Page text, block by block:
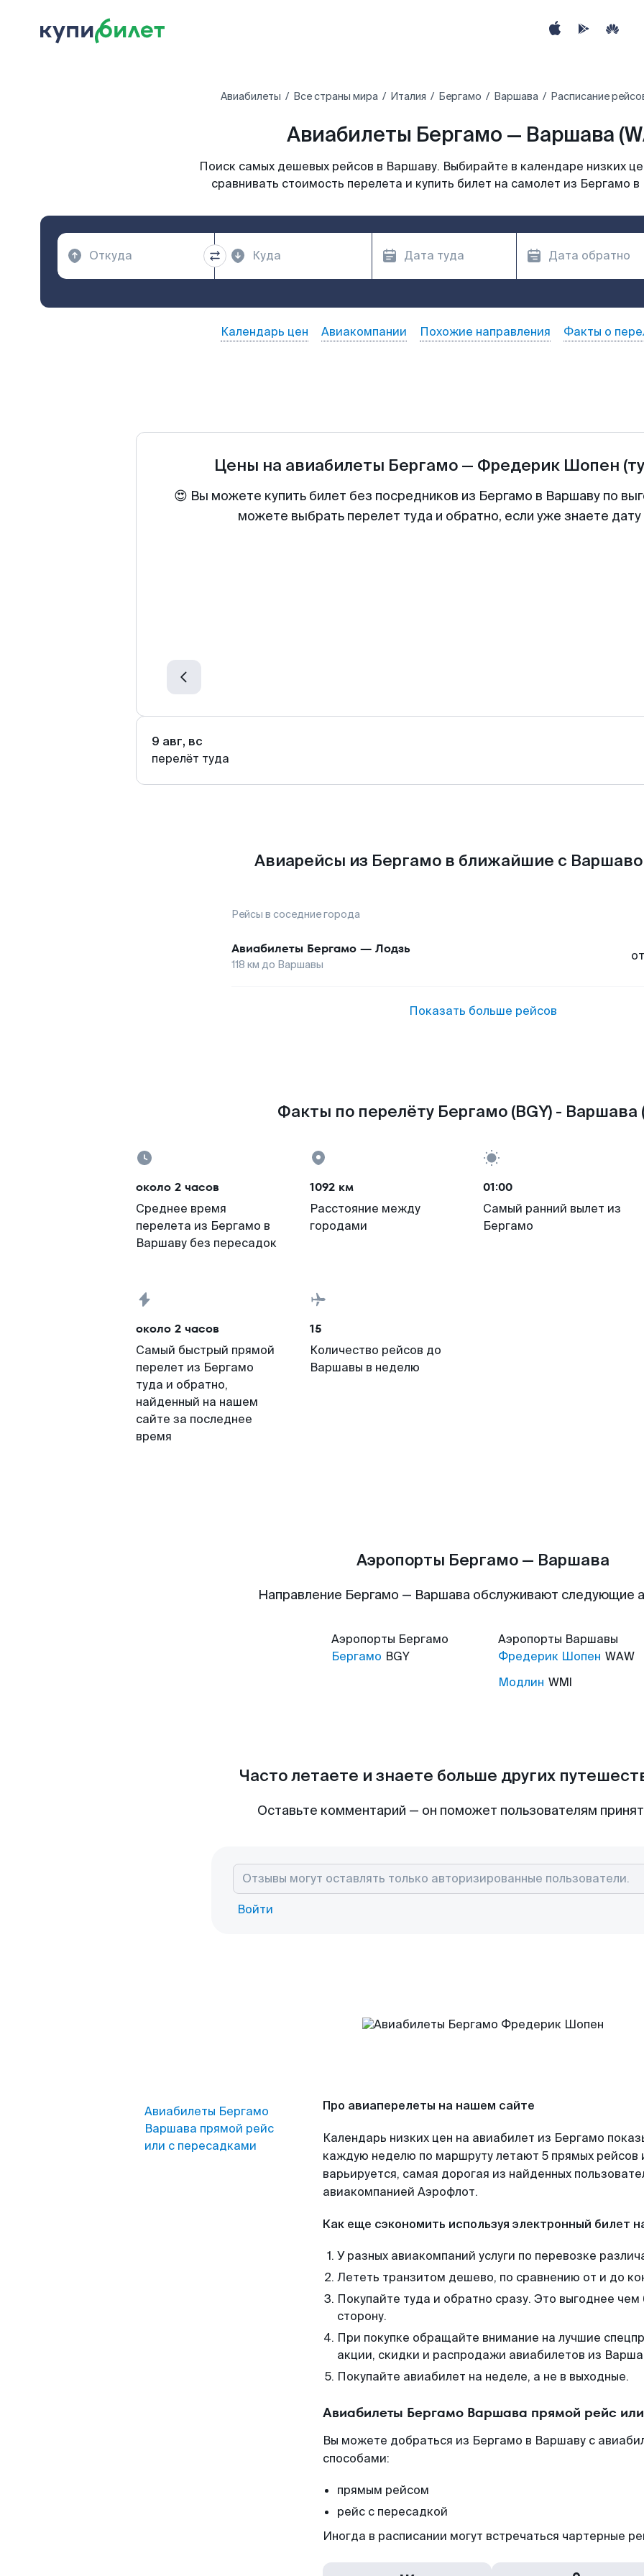
Авиабилеты Все страны мира Италия Бергамо Варшава Расписание
Авиабилеты Бергамо — Варшава
Поиск самых дешевых рейсов в Варшаву. Выбирайте в календаре низких
сравнивать стоимость перелета и купить билет на самолет из Бергамо
Календарь цен Авиакомпании Похожие направления Факты о
Цены на авиабилеты Бергамо — Фредерик Шопен
😍 Вы можете купить билет без посредников из Бергамо в Варшаву по
можете выбрать перелет туда и обратно, если уже знаете
9 авг, вс
перелёт туда
Авиарейсы из Бергамо в ближайшие с
Рейсы в соседние города
Авиабилеты Бергамо — Лодзь
118 км до Варшавы
от
Показать больше рейсов
Факты по перелёту Бергамо (BGY) - Варшава
около 2 часов
Среднее время
перелета из Бергамо в
Варшаву без пересадок
1092 км
Расстояние между
городами
01:00
Самый ранний вылет из
Бергамо
около 2 часов
Самый быстрый прямой
перелет из Бергамо
туда и обратно,
найденный на нашем
сайте за последнее
время
15
Количество рейсов до
Варшавы в неделю
Аэропорты Бергамо — Варшава
Направление Бергамо — Варшава обслуживают следующие
Аэропорты Бергамо
Бергамо BGY
Аэропорты Варшавы
Фредерик Шопен WAW
Модлин WMI
Часто летаете и знаете больше других
Оставьте комментарий — он поможет пользователям
Войти
Авиабилеты Бергамо
Варшава прямой рейс
или с пересадками
Про авиаперелеты на нашем сайте
Календарь низких цен на авиабилет из Бергамо
каждую неделю по маршруту летают 5 прямых рейсов
варьируется, самая дорогая из найденных
авиакомпанией Аэрофлот.
Как еще сэкономить используя электронный билет
У разных авиакомпаний услуги по перевозке
Лететь транзитом дешево, по сравнению от и до
Покупайте туда и обратно сразу. Это выгоднее
сторону.
При покупке обращайте внимание на лучшие
акции, скидки и распродажи авиабилетов из
Покупайте авиабилет на неделе, а не в выходные.
Авиабилеты Бергамо Варшава прямой рейс
Вы можете добраться из Бергамо в Варшаву с
способами:
прямым рейсом
рейс с пересадкой
Иногда в расписании могут встречаться чартерные